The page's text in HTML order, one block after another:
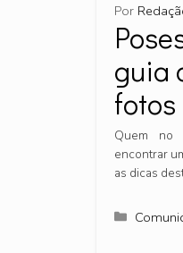
guia
Por
Quem no
encontrar
as dicas